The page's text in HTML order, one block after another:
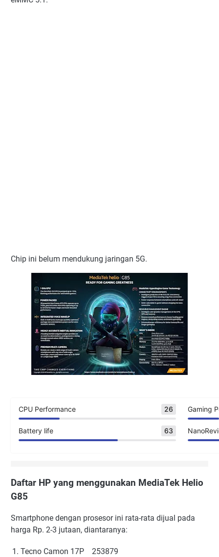
Chip ini belum mendukung jaringan 5G.
CPU Performance 26 Gaming
Battery life 63
Daftar HP yang menggunakan MediaTek Helio
G85
Smartphone dengan prosesor ini rata-rata dijual pada
harga Rp. 2-3 jutaan, diantaranya:
Tecno Camon 17P 253879